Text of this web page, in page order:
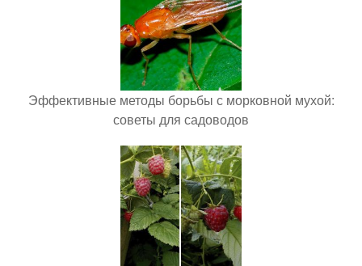
Эффективные методы борьбы с морковной мухой:
советы для садоводов